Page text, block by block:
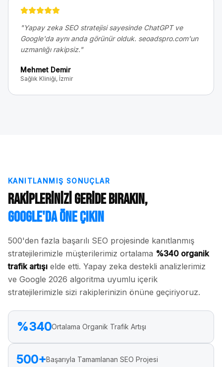
"Yapay zeka SEO stratejisi sayesinde ChatGPT ve
Google'da aynı anda görünür olduk. seoadspro.com'un
uzmanlığı rakipsiz."
Mehmet Demir
Sağlık Kliniği, İzmir
KANITLANMIŞ SONUÇLAR
Rakiplerinizi Geride Bırakın,
Google'da Öne Çıkın
500'den fazla başarılı SEO projesinde kanıtlanmış
stratejilerimizle müşterilerimiz ortalama %340 organik
trafik artışı elde etti. Yapay zeka destekli analizlerimiz
ve Google 2026 algoritma uyumlu içerik
stratejilerimizle sizi rakiplerinizin önüne geçiriyoruz.
%340Ortalama Organik Trafik Artışı
500+Başarıyla Tamamlanan SEO Projesi